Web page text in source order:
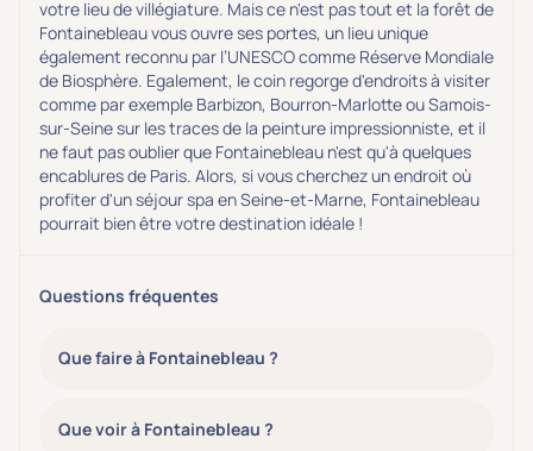
votre lieu de villégiature. Mais ce n'est pas tout et la forêt de
Fontainebleau vous ouvre ses portes, un lieu unique
également reconnu par l’UNESCO comme Réserve Mondiale
de Biosphère. Egalement, le coin regorge d'endroits à visiter
comme par exemple Barbizon, Bourron-Marlotte ou Samois-
sur-Seine sur les traces de la peinture impressionniste, et il
ne faut pas oublier que Fontainebleau n'est qu'à quelques
encablures de Paris. Alors, si vous cherchez un endroit où
profiter d'un séjour spa en Seine-et-Marne, Fontainebleau
pourrait bien être votre destination idéale !
Questions fréquentes
Que faire à Fontainebleau ?
Que voir à Fontainebleau ?